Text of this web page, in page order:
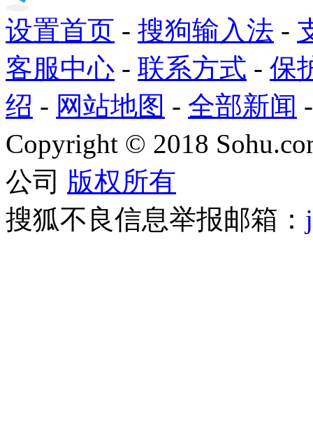
设置首页 - 搜狗输入法 -
客服中心 - 联系方式 - 保
绍 - 网站地图 - 全部新闻
Copyright © 2018
公司 版权所有
搜狐不良信息举报邮箱：